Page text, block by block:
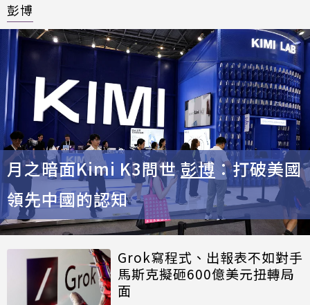
彭博
月之暗面Kimi K3問世彭博 ：打破美國
領先中國的認知
Grok寫程式、出報表不如對手
馬斯克擬砸600億美元扭轉局
面